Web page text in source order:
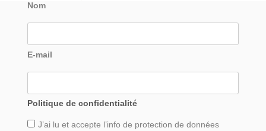
Nom
E-mail
Politique de confidentialité
J’ai lu et accepte l’info de protection de données